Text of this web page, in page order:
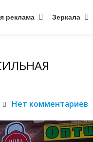
реклама Зеркала
Нет комментариев